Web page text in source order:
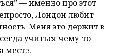
— именно про этот
Лондон любит
Меня это держит в
учиться чему-то
месте.